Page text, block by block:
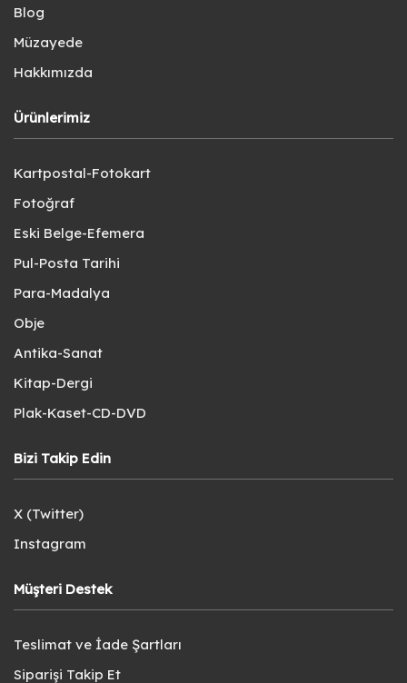
Blog
Müzayede
Hakkımızda
Ürünlerimiz
Kartpostal-Fotokart
Fotoğraf
Eski Belge-Efemera
Pul-Posta Tarihi
Para-Madalya
Obje
Antika-Sanat
Kitap-Dergi
Plak-Kaset-CD-DVD
Bizi Takip Edin
X (Twitter)
Instagram
Müşteri Destek
Teslimat ve İade Şartları
Siparişi Takip Et